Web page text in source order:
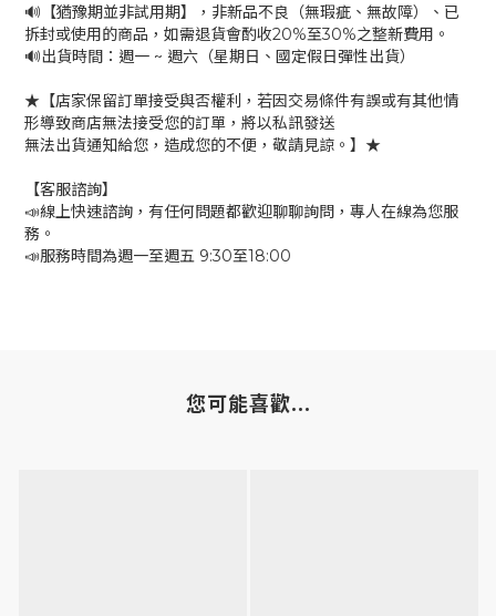
🔊【猶豫期並非試用期】，非新品不良（無瑕疵、無故障）、已
拆封或使用的商品，如需退貨會酌收20%至30%之整新費用。
🔊出貨時間：週一 ~ 週六（星期日、國定假日彈性出貨）
★【店家保留訂單接受與否權利，若因交易條件有誤或有其他情
形導致商店無法接受您的訂單，將以私訊發送
無法出貨通知給您，造成您的不便，敬請見諒。】★
【客服諮詢】
📣線上快速諮詢，有任何問題都歡迎聊聊詢問，專人在線為您服
務。
📣服務時間為週一至週五 9:30至18:00
您可能喜歡...